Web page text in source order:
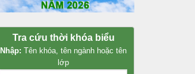
Tra cứu thời khóa biểu
Nhập: Tên khóa, tên ngành hoặc tên
lớp